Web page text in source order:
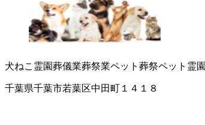
犬ねこ霊園葬儀業葬祭業ペット葬祭ペット霊園
千葉県千葉市若葉区中田町１４１８